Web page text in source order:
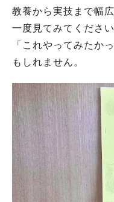
教養から実技まで幅
一度見てみてください
「これやってみたか
もしれません。